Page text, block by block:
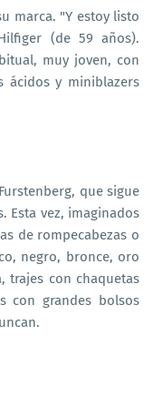
marca. "Y estoy listo
(de 59 años).
muy joven, con
ácidos y miniblazers
que sigue
Esta vez, imaginados
de rompecabezas o
negro, bronce, oro
trajes con chaquetas
con grandes bolsos